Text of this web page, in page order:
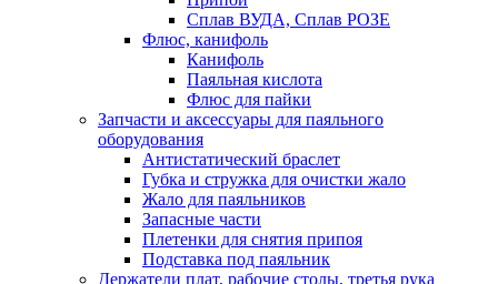
Сплав ВУДА, Сплав РОЗЕ
Флюс, канифоль
Канифоль
Паяльная кислота
Флюс для пайки
Запчасти и аксессуары для паяльного
оборудования
Антистатический браслет
Губка и стружка для очистки жало
Жало для паяльников
Запасные части
Плетенки для снятия припоя
Подставка под паяльник
Держатели плат, рабочие столы, третья рука